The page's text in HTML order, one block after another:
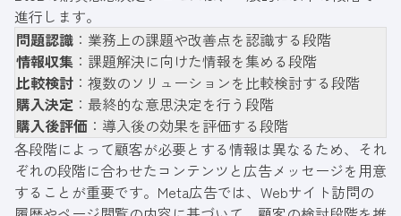
進行します。
問題認識 ：業務上の課題や改善点を認識する段階
情報収集 ：課題解決に向けた情報を集める段階
比較検討 ：複数のソリューションを比較検討する段階
購入決定 ：最終的な意思決定を行う段階
購入後評価 ：導入後の効果を評価する段階
各段階によって顧客が必要とする情報は異なるため、それ
ぞれの段階に合わせたコンテンツと広告メッセージを用意
することが重要です。Meta広告では、Webサイト訪問の